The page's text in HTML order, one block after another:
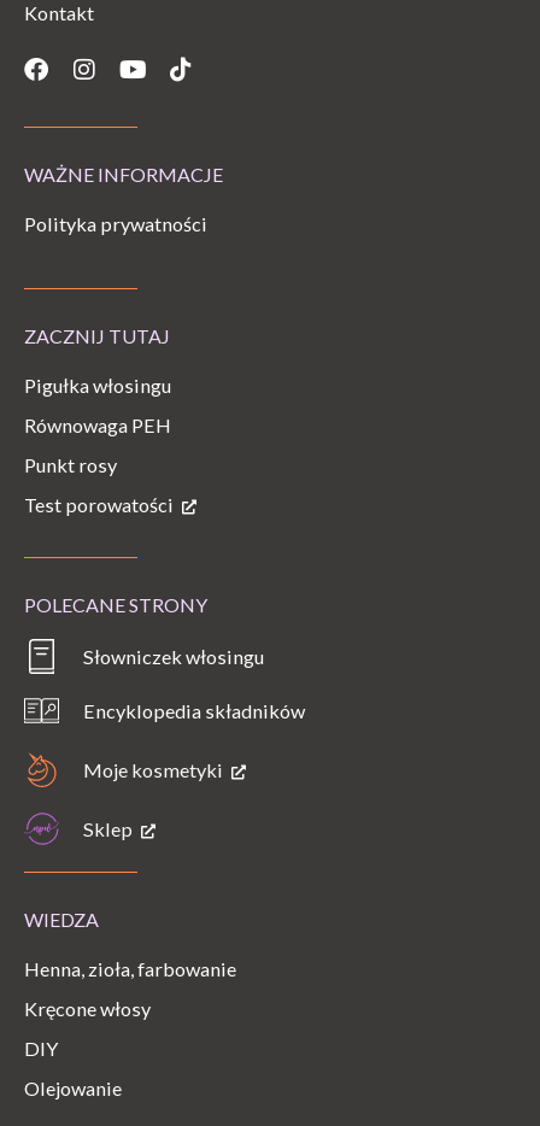
Kontakt
Facebook
Instagram
YoutubeTiktok
WAŻNE INFORMACJE
Polityka prywatności
ZACZNIJ TUTAJ
Pigułka włosingu
Równowaga PEH
Punkt rosy
Test porowatości
POLECANE STRONY
Słowniczek włosingu
Encyklopedia składników
Moje kosmetyki
Sklep
WIEDZA
Henna, zioła, farbowanie
Kręcone włosy
DIY
Olejowanie